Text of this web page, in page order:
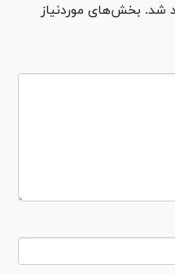
شد. بخش‌های موردنیاز